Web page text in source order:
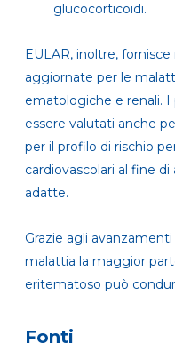
glucocorticoidi.
EULAR, inoltre,
aggiornate per le
ematologiche e renali. I
essere valutati anche
per il profilo di rischio
cardiovascolari al fine
adatte.
Grazie agli
malattia la maggior
eritematoso può
Fonti